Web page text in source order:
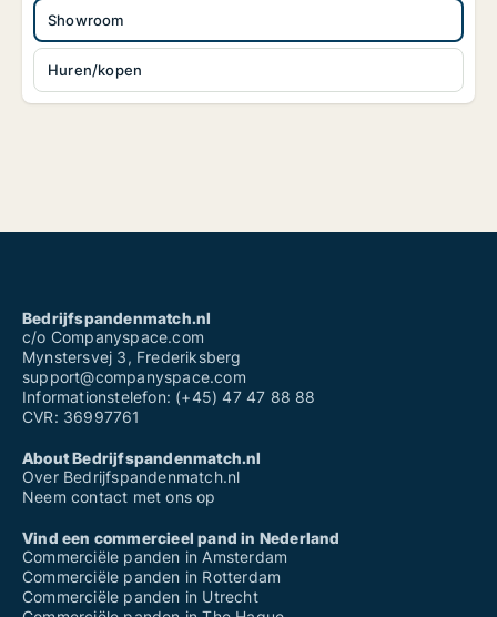
Showroom
Huren/kopen
Bedrijfspandenmatch.nl
c/o Companyspace.com
Mynstersvej 3, Frederiksberg
support@companyspace.com
Informationstelefon: (+45) 47 47 88 88
CVR: 36997761
About Bedrijfspandenmatch.nl
Over Bedrijfspandenmatch.nl
Neem contact met ons op
Vind een commercieel pand in Nederland
Commerciële panden in Amsterdam
Commerciële panden in Rotterdam
Commerciële panden in Utrecht